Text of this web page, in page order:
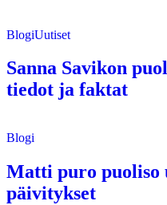
BlogiUutiset
Sanna Savikon
tiedot ja faktat
Blogi
Matti puro puoliso
päivitykset